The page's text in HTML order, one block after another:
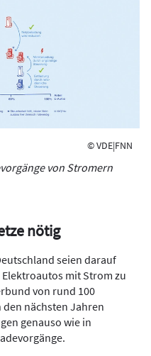
© VDE|FNN
von Stromern
nötig
seien darauf
mit Strom zu
von rund 100
nächsten Jahren
genauso wie in